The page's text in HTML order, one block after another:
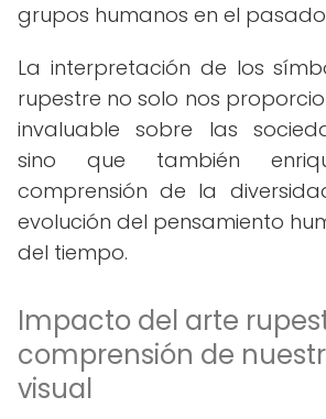
grupos humanos en el
La interpretación de los
rupestre no solo nos
invaluable sobre las
sino que también
comprensión de la
evolución del pensamiento
del tiempo.
Impacto del arte
comprensión de
visual